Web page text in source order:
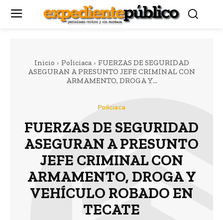
Inicio Policiaca
FUERZAS DE SEGURIDAD
ASEGURAN A PRESUNTO JEFE CRIMINAL CON
ARMAMENTO, DROGA Y...
Policiaca
FUERZAS DE SEGURIDAD
ASEGURAN A PRESUNTO
JEFE CRIMINAL CON
ARMAMENTO, DROGA Y
VEHÍCULO ROBADO EN
TECATE